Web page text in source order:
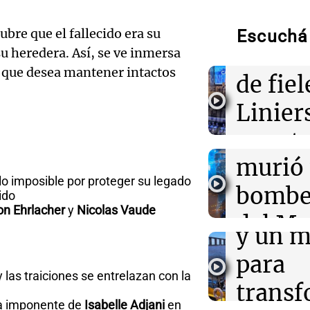
que el fallecido era su
heredera. Así, se ve inmersa
desea mantener intactos
imposible por proteger su legado
Ehrlachery Nicolas Vaude
traiciones se entrelazan con la
imponente de Isabelle Adjanien
07:00 Radioinforme
Rosario
07:00 Política y
Dólar hoy,
07:00 Radioinforme
Doble
estatal: la
enteró por los
06:51 Sociedad
Un
tras chocar
de
pan,
salud
Panorama
Episodios
Audio.
murió
del
Episodios
Audio.
licita
polo
y un
para
Audio.
no
Audio.